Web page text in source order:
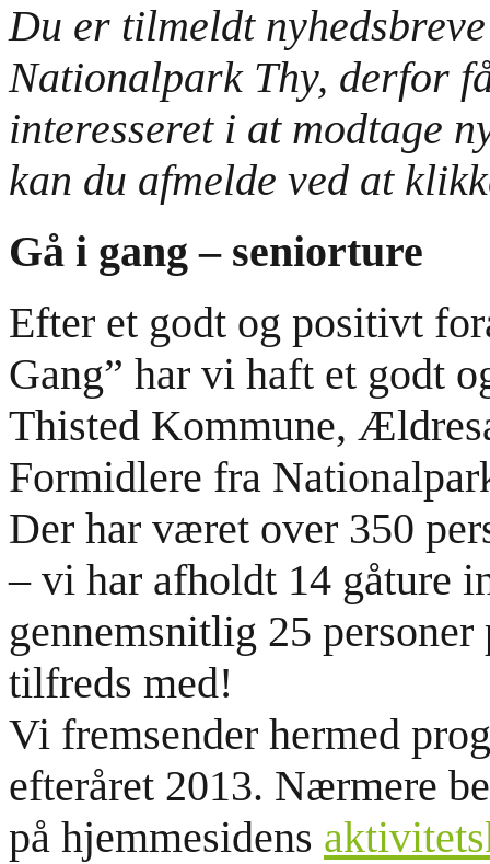
Du er tilmeldt
Nationalpark Thy, derfor
interesseret i at modtage
kan du afmelde ved at
Gå i gang – seniorture
Efter et godt og positivt
Gang” har vi haft et godt
Thisted Kommune,
Formidlere fra
Der har været over 350
– vi har afholdt 14 gåture
gennemsnitlig 25
tilfreds med!
Vi fremsender hermed
efteråret 2013. Nærmere
på hjemmesidens